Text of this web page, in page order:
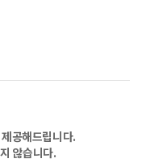
공해드립니다.
않습니다.